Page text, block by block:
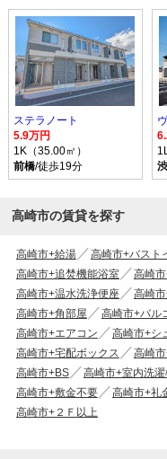
ステラノート
5.9万円
1K（35.00㎡）
前橋/徒歩19分
高崎市の賃貸を探す
高崎市+給湯 高崎市+バスト
高崎市+追焚機能浴室
高崎
高崎市+温水洗浄便座
高崎
高崎市+角部屋
高崎市+バル
高崎市+エアコン
高崎市+シ
高崎市+宅配ボックス
高崎
高崎市+BS
高崎市+室内洗
高崎市+敷金不要
高崎市+礼
高崎市+２Ｆ以上